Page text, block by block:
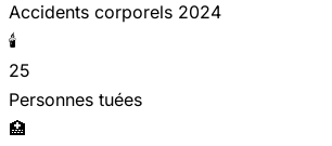
Accidents corporels 2024
🕯️
25
Personnes tuées
🏥